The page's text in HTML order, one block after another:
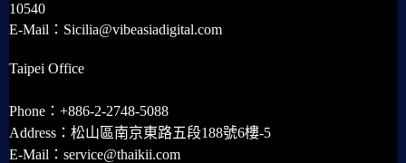
10540
E-Mail：Sicilia@vibeasiadigital.com
Taipei Office
Phone：+886-2-2748-5088
Address：松山區南京東路五段188號6樓-5
E-Mail：service@thaikii.com